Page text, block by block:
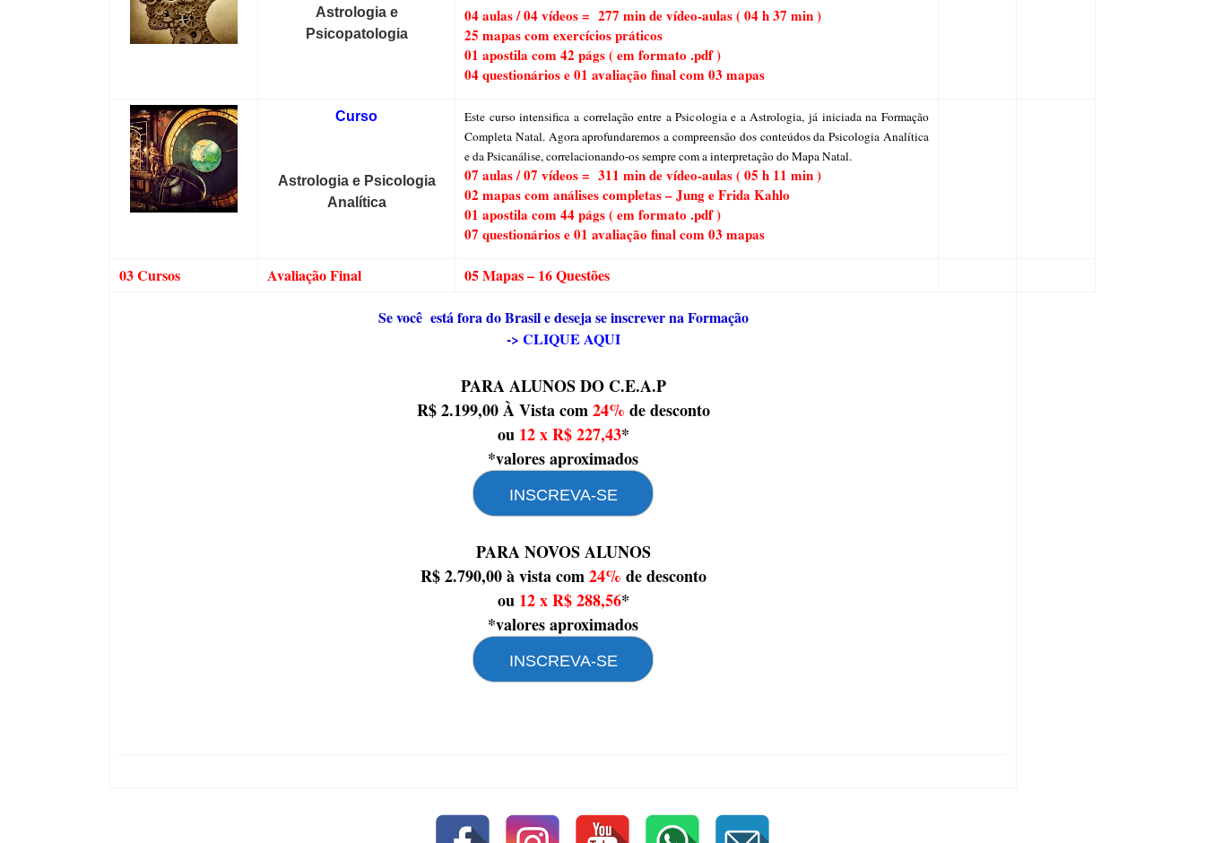
Astrologia e
Psicopatologia
04 aulas / 04 vídeos = 277 min de vídeo-aulas ( 04 h 37 min )
25 mapas com exercícios práticos
01 apostila com 42 págs( em formato .pdf )
04 questionários e 01 avaliação final com 03 mapas
Curso
Astrologia e Psicologia
Analítica
Este curso intensifica a correlação entre a Psicologia e a Astrologia, já iniciada na Formação
Completa Natal. Agora aprofundaremos a compreensão dos conteúdos da Psicologia Analítica
e da Psicanálise, correlacionando-os sempre com a interpretação do Mapa Natal.
07 aulas / 07 vídeos = 311 min de vídeo-aulas ( 05 h 11 min )
02 mapas com análises completas – Jung e Frida Kahlo
01 apostila com 44 págs ( em formato .pdf )
07 questionários e 01 avaliação final com 03 mapas
03 Cursos Avaliação Final 05 Mapas – 16 Questões
Se você está fora do Brasil e deseja se inscrever na Formação
-> CLIQUE AQUI
PARA ALUNOS DO C.E.A.P
R$ 2.199,00 À Vista com24% de desconto
ou 12 x R$ 227,43*
*valores aproximados
INSCREVA-SE
PARA NOVOS ALUNOS
R$ 2.790,00 à vista com24% de desconto
ou 12 x R$ 288,56*
*valores aproximados
INSCREVA-SE